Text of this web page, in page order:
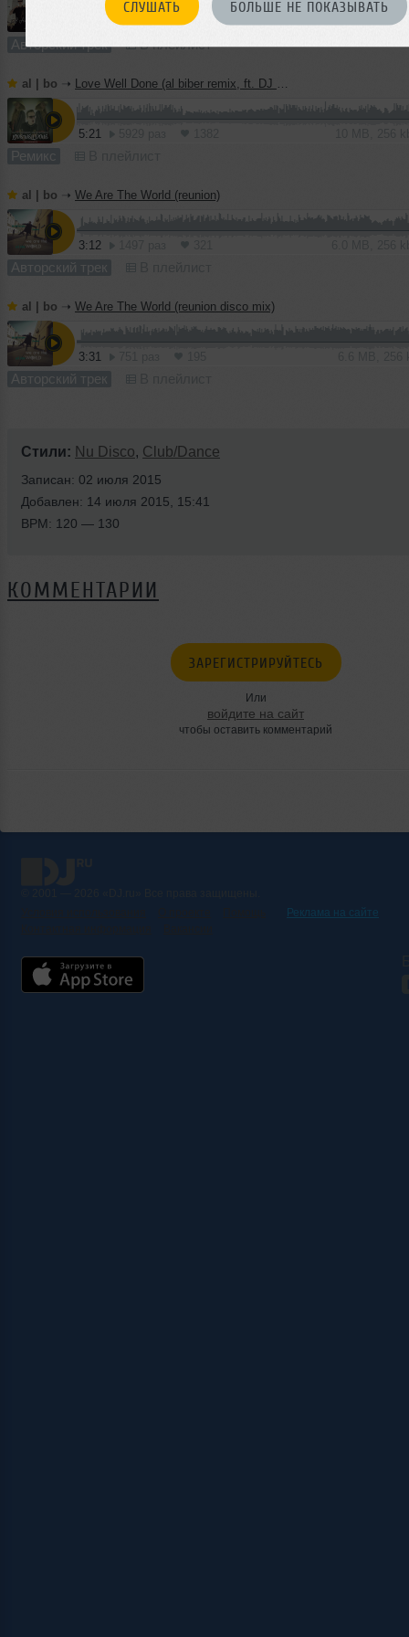
СЛУШАТЬ БОЛЬШЕ НЕ ПОКАЗЫВАТЬ
1159 раз 222 10 MB, 256
Авторский трек В плейлист
al | bo ➝ Love Well Done (al biber remix, ft. DJ Haley)
5:21
Ремикс
al | bo ➝ We Are The World (reunion)
3:12
Авторский трек
al | bo ➝ We Are The World (reunion disco mix)
3:31
Авторский трек
Стили: Nu Disco, Club/Dance
Записан: 02 июля 2015
Добавлен: 14 июля 2015, 15:41
BPM: 120 — 130
КОММЕНТАРИИ
ЗАРЕГИСТРИРУЙТЕСЬ
Или
войдите на сайт
чтобы оставить комментарий
Реклама на сайте